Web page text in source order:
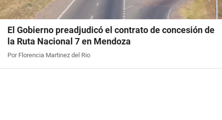
El Gobierno preadjudicó el contrato de concesión de
la Ruta Nacional 7 en Mendoza
Por Florencia Martinez del Rio